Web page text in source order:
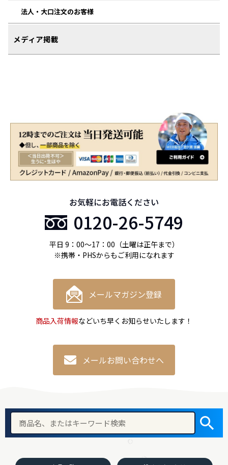
法人・大口注文のお客様
メディア掲載
お気軽にお電話ください
0120-26-5749
平日 9：00〜17：00（土曜は正午まで）
※携帯・PHSからもご利用になれます
メールマガジン登録
商品入荷情報などいち早くお知らせいたします！
メールお問い合わせへ